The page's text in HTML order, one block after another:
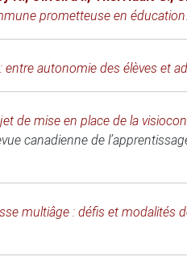
prometteuse en éducation.
entre autonomie des élèves et
de mise en place de la
canadienne de
multiâge : défis et modalités